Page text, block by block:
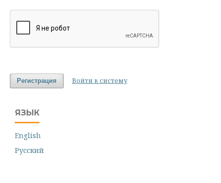
Регистрация Войти в систему
ЯЗЫК
English
Русский